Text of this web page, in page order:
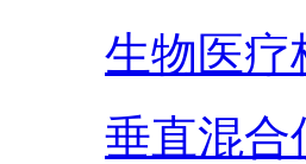
生物医疗
垂直混合